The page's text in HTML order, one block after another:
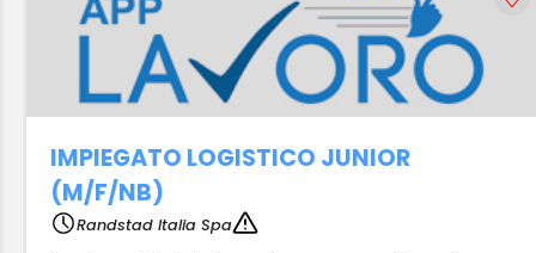
IMPIEGATO LOGISTICO JUNIOR
(M/F/NB)
Randstad Italia Spa